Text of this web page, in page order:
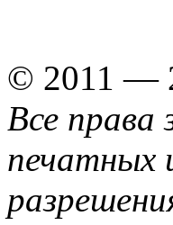
© 2011 —
Все
печатных